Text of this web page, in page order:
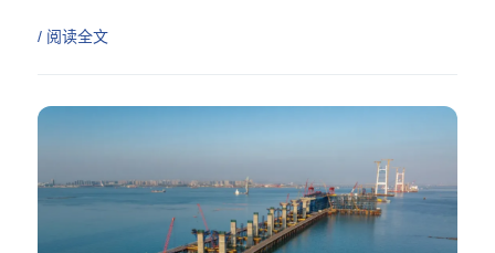
/ 阅读全文